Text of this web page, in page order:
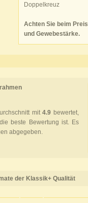
Doppelkreuz
Achten Sie beim
und Gewebestärke.
mit4.9 bewertet,
die beste Bewertung ist. Es
abgegeben.
der Klassik+ Qualität